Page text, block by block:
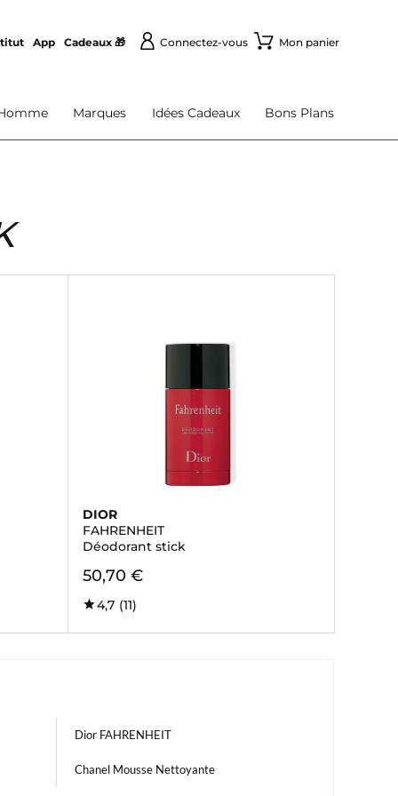
App Cadeaux 🎁 Connectez-vous Mon panier
Marques Idées Cadeaux Bons Plans
DIOR
FAHRENHEIT
Déodorant stick
50,70 €
4,7 (11)
Dior FAHRENHEIT
Chanel Mousse Nettoyante